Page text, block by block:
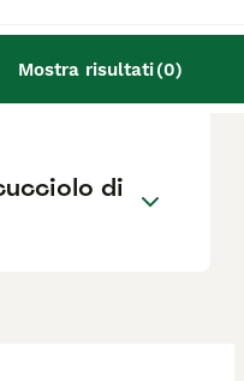
Mostra risultati(0)
del cane
di